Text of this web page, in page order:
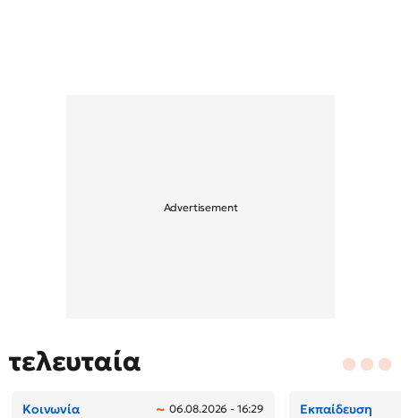
τελευταία
Κοινωνία 06.08.2026 - 16:29 Εκπαίδευση